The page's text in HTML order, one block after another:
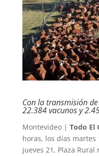
Con la transmisión de
22.384 vacunos y
Montevideo | Todo El
horas, los días martes
jueves 21, Plaza